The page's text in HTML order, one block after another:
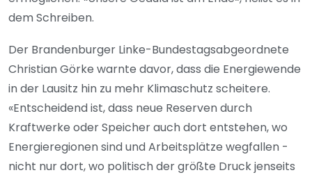
dem Schreiben.
Der Brandenburger Linke-Bundestagsabgeordnete
Christian Görke warnte davor, dass die Energiewende
in der Lausitz hin zu mehr Klimaschutz scheitere.
«Entscheidend ist, dass neue Reserven durch
Kraftwerke oder Speicher auch dort entstehen, wo
Energieregionen sind und Arbeitsplätze wegfallen -
nicht nur dort, wo politisch der größte Druck jenseits